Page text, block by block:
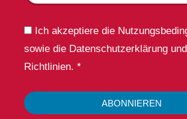
Ich akzeptiere die
sowie die Datenschutzerklärung
Richtlinien. *
ABONNIEREN